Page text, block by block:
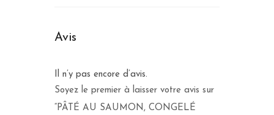
Avis
Il n’y pas encore d’avis.
Soyez le premier à laisser votre avis sur
“PÂTÉ AU SAUMON, CONGELÉ